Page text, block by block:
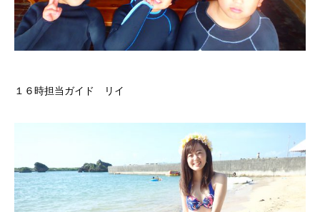
１６時担当ガイド リイ